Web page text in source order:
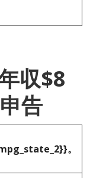
収$8
告
。